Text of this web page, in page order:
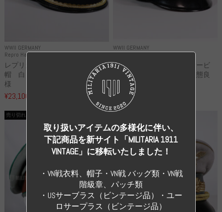
WWII GERMANY
Repro Hat and Cap Kriegsmarine
レプリカ ドイツ海軍 尉官制
帽 白トップ Uボートクルー仕
様
¥23,100
WWII GERMANY
Original Hat and Cap Other
実物 ドイツフォレストサービ
ス 兵・下士官用制帽 状態良
¥99,000
売り切れ
取り扱いアイテムの多様化に伴い、
下記商品を新サイト「MILITARIA 1911
VINTAGE」に移転いたしました！
・VN戦衣料、帽子・VN戦 バッグ類・VN戦
階級章、パッチ類
・USサーブラス（ビンテージ品）・ユー
ロサープラス（ビンテージ品）